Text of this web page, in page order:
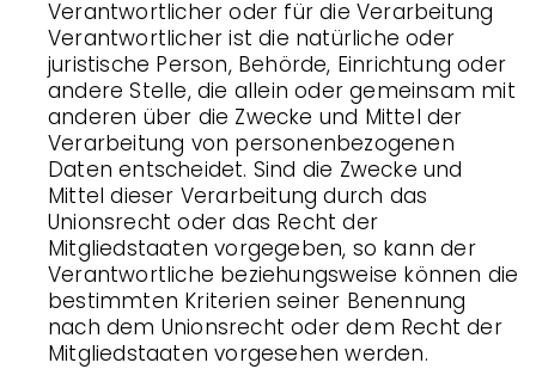
Verantwortlicher oder für die Verarbeitung
Verantwortlicher ist die natürliche oder
juristische Person, Behörde, Einrichtung oder
andere Stelle, die allein oder gemeinsam mit
anderen über die Zwecke und Mittel der
Verarbeitung von personenbezogenen
Daten entscheidet. Sind die Zwecke und
Mittel dieser Verarbeitung durch das
Unionsrecht oder das Recht der
Mitgliedstaaten vorgegeben, so kann der
Verantwortliche beziehungsweise können die
bestimmten Kriterien seiner Benennung
nach dem Unionsrecht oder dem Recht der
Mitgliedstaaten vorgesehen werden.